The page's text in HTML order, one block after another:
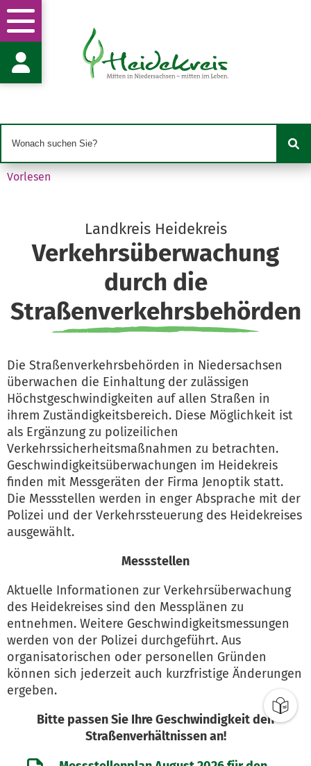
Verkehrsüberwachung
Fachgruppenleitung Frau S. Scharf
s.scharf@heidekreis.de
05162 970-99318
Vorlesen
Landkreis Heidekreis
Verkehrsüberwachung
durch die
Straßenverkehrsbehörden
Die Straßenverkehrsbehörden in Niedersachsen
überwachen die Einhaltung der zulässigen
Höchstgeschwindigkeiten auf allen Straßen in
ihrem Zuständigkeitsbereich. Diese Möglichkeit ist
als Ergänzung zu polizeilichen
Verkehrssicherheitsmaßnahmen zu betrachten.
Geschwindigkeitsüberwachungen im Heidekreis
finden mit Messgeräten der Firma Jenoptik statt.
Die Messstellen werden in enger Absprache mit der
Polizei und der Verkehrssteuerung des Heidekreises
ausgewählt.
Messstellen
Aktuelle Informationen zur Verkehrsüberwachung
des Heidekreises sind den Messplänen zu
entnehmen. Weitere Geschwindigkeitsmessungen
werden von der Polizei durchgeführt. Aus
organisatorischen oder personellen Gründen
können sich jederzeit auch kurzfristige Änderungen
ergeben.
Bitte passen Sie Ihre Geschwindigkeit den
Straßenverhältnissen an!